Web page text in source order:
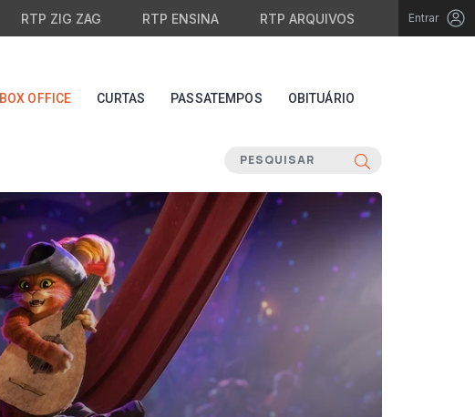
RTP ZIG ZAG RTP ENSINA RTP ARQUIVOS Entrar
BOX OFFICE CURTAS PASSATEMPOS OBITUÁRIO